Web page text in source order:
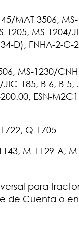
MAT 3506, MS-
1205, MS-1204/
D), FNHA-2-C-
MS-1230/
185, B-6, B-5,
ESN-
Q-1705
M-1129-A,
para
de Cuenta o